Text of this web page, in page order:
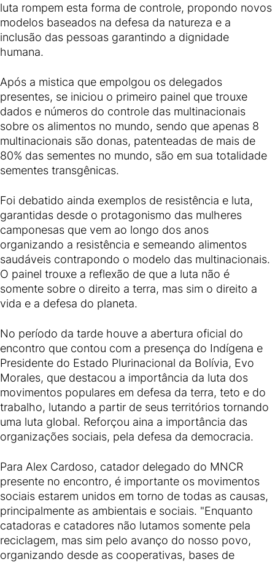
luta rompem esta forma de controle, propondo novos
modelos baseados na defesa da natureza e a
inclusão das pessoas garantindo a dignidade
humana.
Após a mistica que empolgou os delegados
presentes, se iniciou o primeiro painel que trouxe
dados e números do controle das multinacionais
sobre os alimentos no mundo, sendo que apenas 8
multinacionais são donas, patenteadas de mais de
80% das sementes no mundo, são em sua totalidade
sementes transgênicas.
Foi debatido ainda exemplos de resistência e luta,
garantidas desde o protagonismo das mulheres
camponesas que vem ao longo dos anos
organizando a resistência e semeando alimentos
saudáveis contrapondo o modelo das multinacionais.
O painel trouxe a reflexão de que a luta não é
somente sobre o direito a terra, mas sim o direito a
vida e a defesa do planeta.
No período da tarde houve a abertura oficial do
encontro que contou com a presença do Indígena e
Presidente do Estado Plurinacional da Bolívia, Evo
Morales, que destacou a importância da luta dos
movimentos populares em defesa da terra, teto e do
trabalho, lutando a partir de seus territórios tornando
uma luta global. Reforçou aina a importância das
organizações sociais, pela defesa da democracia.
Para Alex Cardoso, catador delegado do MNCR
presente no encontro, é importante os movimentos
sociais estarem unidos em torno de todas as causas,
principalmente as ambientais e sociais. "Enquanto
catadoras e catadores não lutamos somente pela
reciclagem, mas sim pelo avanço do nosso povo,
organizando desde as cooperativas, bases de